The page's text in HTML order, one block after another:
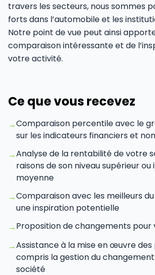
travers les secteurs, nous sommes
forts dans l’automobile et les
Notre point de vue peut ainsi
comparaison intéressante et de
votre activité.
Ce que vous recevez
→Comparaison percentile avec le
sur les indicateurs financiers et
→Analyse de la rentabilité de votre
raisons de son niveau supérieur ou
moyenne
→Comparaison avec les meilleurs
une inspiration potentielle
→Proposition de changements
→Assistance à la mise en œuvre des
compris la gestion du
société